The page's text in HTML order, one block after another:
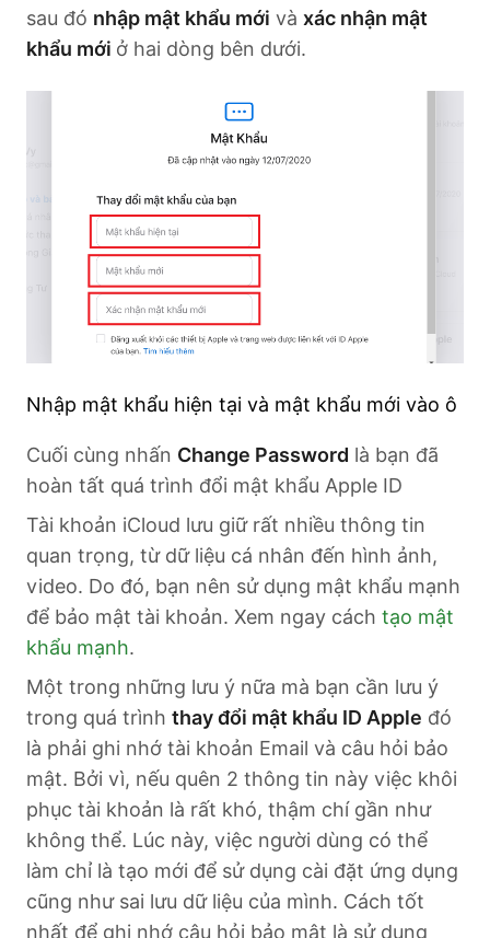
sau đó nhập mật khẩu mới và xác nhận mật
khẩu mới ở hai dòng bên dưới.
Nhập mật khẩu hiện tại và mật khẩu mới vào ô
Cuối cùng nhấn Change Password là bạn đã
hoàn tất quá trình đổi mật khẩu Apple ID
Tài khoản iCloud lưu giữ rất nhiều thông tin
quan trọng, từ dữ liệu cá nhân đến hình ảnh,
video. Do đó, bạn nên sử dụng mật khẩu mạnh
để bảo mật tài khoản. Xem ngay cách tạo mật
khẩu mạnh.
Một trong những lưu ý nữa mà bạn cần lưu ý
trong quá trình thay đổi mật khẩu ID Apple đó
là phải ghi nhớ tài khoản Email và câu hỏi bảo
mật. Bởi vì, nếu quên 2 thông tin này việc khôi
phục tài khoản là rất khó, thậm chí gần như
không thể. Lúc này, việc người dùng có thể
làm chỉ là tạo mới để sử dụng cài đặt ứng dụng
cũng như sai lưu dữ liệu của mình. Cách tốt
nhất để ghi nhớ câu hỏi bảo mật là sử dụng